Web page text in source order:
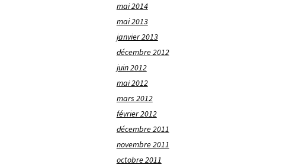
mai 2014
mai 2013
janvier 2013
décembre 2012
juin 2012
mai 2012
mars 2012
février 2012
décembre 2011
novembre 2011
octobre 2011